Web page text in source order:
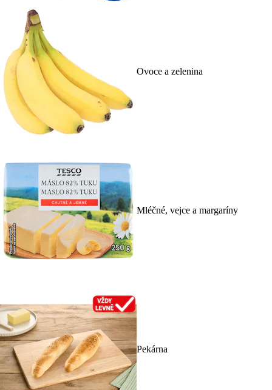
Ovoce a zelenina
Mléčné, vejce a margaríny
Pekárna